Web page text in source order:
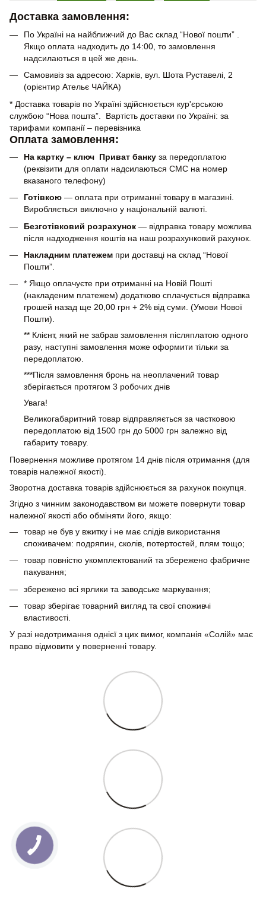
Доставка замовлення:
По Україні на найближчий до Вас склад “Нової пошти” .
Якщо оплата надходить до 14:00, то замовлення
надсилаються в цей же день.
Самовивіз за адресою: Харків, вул. Шота Руставелі, 2
(орієнтир Ательє ЧАЙКА)
* Доставка товарів по Україні здійснюється кур'єрською
службою “Нова пошта”. Вартість доставки по Україні: за
тарифами компанії – перевізника
Оплата замовлення:
На картку – ключ Приват банку за передоплатою
(реквізити для оплати надсилаються СМС на номер
вказаного телефону)
Готівкою — оплата при отриманні товару в магазині.
Виробляється виключно у національній валюті.
Безготівковий розрахунок — відправка товару можлива
після надходження коштів на наш розрахунковий рахунок.
Накладним платежем при доставці на склад “Нової
Пошти”.
* Якщо оплачуєте при отриманні на Новій Пошті
(накладеним платежем) додатково сплачується відправка
грошей назад ще 20,00 грн + 2% від суми. (Умови Нової
Пошти).
** Клієнт, який не забрав замовлення післяплатою одного
разу, наступні замовлення може оформити тільки за
передоплатою.
***Після замовлення бронь на неоплачений товар
зберігається протягом 3 робочих днів
Увага!
Великогабаритний товар відправляється за частковою
передоплатою від 1500 грн до 5000 грн залежно від
габариту товару.
Повернення можливе протягом 14 днів після отримання (для
товарів належної якості).
Зворотна доставка товарів здійснюється за рахунок покупця.
Згідно з чинним законодавством ви можете повернути товар
належної якості або обміняти його, якщо:
товар не був у вжитку і не має слідів використання
споживачем: подряпин, сколів, потертостей, плям тощо;
товар повністю укомплектований та збережено фабричне
пакування;
збережено всі ярлики та заводське маркування;
товар зберігає товарний вигляд та свої споживчі
властивості.
У разі недотримання однієї з цих вимог, компанія «Солій» має
право відмовити у поверненні товару.